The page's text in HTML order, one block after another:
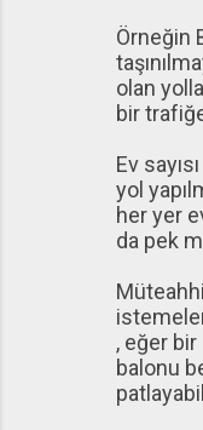
Örneğin
olan
bir
Ev
yol
her yer
da pek
, eğer
balonu